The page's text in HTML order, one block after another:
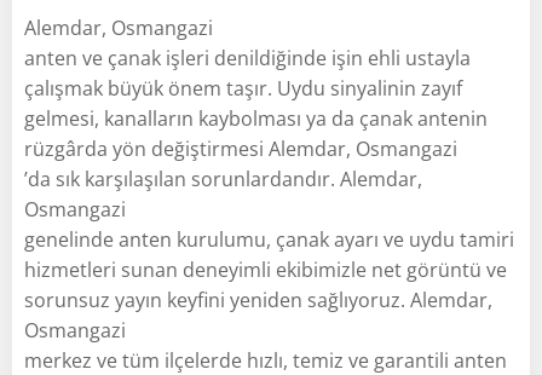
Alemdar, Osmangazi
anten ve çanak işleri denildiğinde işin ehli ustayla
çalışmak büyük önem taşır. Uydu sinyalinin zayıf
gelmesi, kanalların kaybolması ya da çanak antenin
rüzgârda yön değiştirmesi Alemdar, Osmangazi
’da sık karşılaşılan sorunlardandır. Alemdar,
Osmangazi
genelinde anten kurulumu, çanak ayarı ve uydu tamiri
hizmetleri sunan deneyimli ekibimizle net görüntü ve
sorunsuz yayın keyfini yeniden sağlıyoruz. Alemdar,
Osmangazi
merkez ve tüm ilçelerde hızlı, temiz ve garantili anten